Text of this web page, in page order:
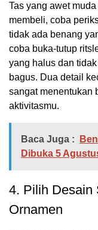
Tas yang awet
membeli, coba
tidak ada benang
coba buka-tutup
yang halus dan
bagus. Dua detail
sangat menentukan
aktivitasmu.
Baca Juga :
Dibuka 5
4. Pilih Desain
Ornamen